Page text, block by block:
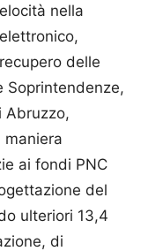
nella
delle
Soprintendenze,
Abruzzo,
maniera
ai fondi PNC
del
ulteriori 13,4
di